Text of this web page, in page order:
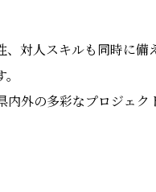
対人スキルも同時に備
外の多彩なプロジェ